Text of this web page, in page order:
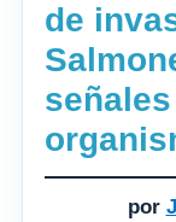
de
por